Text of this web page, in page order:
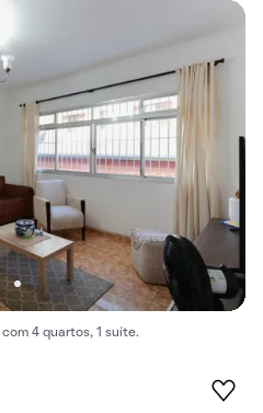
4 quartos, 1 suíte.